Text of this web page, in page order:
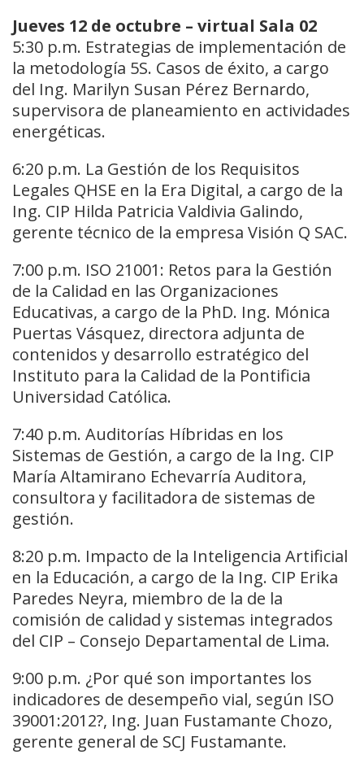
Jueves 12 de octubre – virtual Sala 02
5:30 p.m. Estrategias de implementación de
la metodología 5S. Casos de éxito, a cargo
del Ing. Marilyn Susan Pérez Bernardo,
supervisora de planeamiento en actividades
energéticas.
6:20 p.m. La Gestión de los Requisitos
Legales QHSE en la Era Digital, a cargo de la
Ing. CIP Hilda Patricia Valdivia Galindo,
gerente técnico de la empresa Visión Q SAC.
7:00 p.m. ISO 21001: Retos para la Gestión
de la Calidad en las Organizaciones
Educativas, a cargo de la PhD. Ing. Mónica
Puertas Vásquez, directora adjunta de
contenidos y desarrollo estratégico del
Instituto para la Calidad de la Pontificia
Universidad Católica.
7:40 p.m. Auditorías Híbridas en los
Sistemas de Gestión, a cargo de la Ing. CIP
María Altamirano Echevarría Auditora,
consultora y facilitadora de sistemas de
gestión.
8:20 p.m. Impacto de la Inteligencia Artificial
en la Educación, a cargo de la Ing. CIP Erika
Paredes Neyra, miembro de la de la
comisión de calidad y sistemas integrados
del CIP – Consejo Departamental de Lima.
9:00 p.m. ¿Por qué son importantes los
indicadores de desempeño vial, según ISO
39001:2012?, Ing. Juan Fustamante Chozo,
gerente general de SCJ Fustamante.